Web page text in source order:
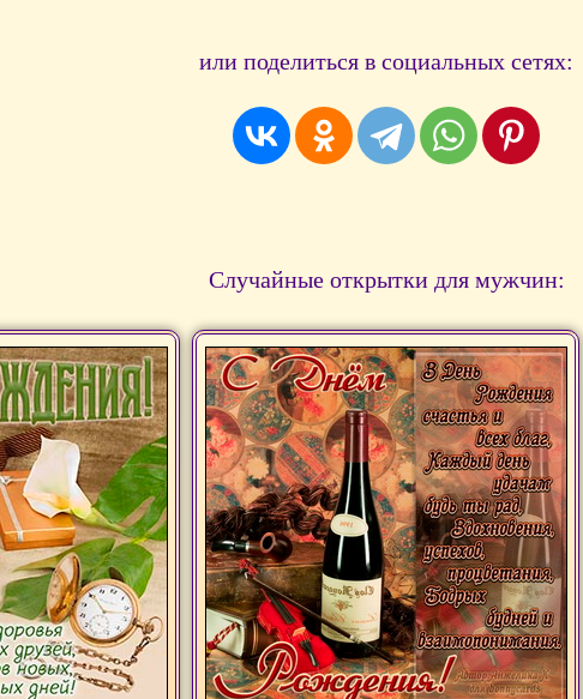
или поделиться в социальных сетях:
Случайные открытки для мужчин: